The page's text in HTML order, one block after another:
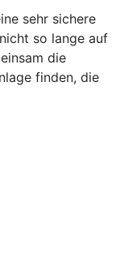
sehr sichere
so lange auf
die
finden, die